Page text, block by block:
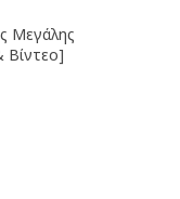
Μεγάλης
Βίντεο]